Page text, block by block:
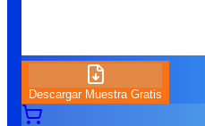
Descargar Muestra Gratis